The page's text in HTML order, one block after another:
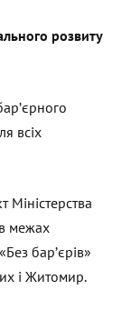
розвиту
всіх
Міністерства
межах
бар’єрів»
і Житомир.